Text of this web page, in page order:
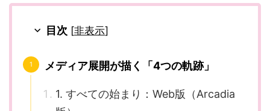
目次 [非表示]
メディア展開が描く「4つの軌跡」
1. すべての始まり：Web版（Arcadia